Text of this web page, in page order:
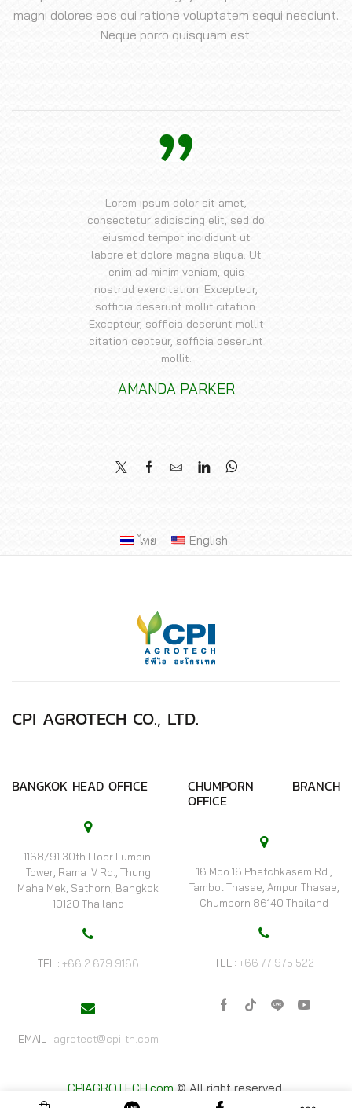
magni dolores eos qui ratione voluptatem sequi nesciunt.
Neque porro quisquam est.
Lorem ipsum dolor sit amet,
consectetur adipiscing elit, sed do
eiusmod tempor incididunt ut
labore et dolore magna aliqua. Ut
enim ad minim veniam, quis
nostrud exercitation. Excepteur,
sofficia deserunt mollit.citation.
Excepteur, sofficia deserunt mollit
citation cepteur, sofficia deserunt
mollit.
AMANDA PARKER
ไทย English
CPI AGROTECH CO., LTD.
BANGKOK HEAD OFFICE
1168/91 30th Floor Lumpini
Tower, Rama IV Rd., Thung
Maha Mek, Sathorn, Bangkok
10120 Thailand
TEL : +66 2 679 9166
EMAIL : agrotect@cpi-th.com
CHUMPORN BRANCH
OFFICE
16 Moo 16 Phetchkasem Rd.,
Tambol Thasae, Ampur Thasae,
Chumporn 86140 Thailand
TEL : +66 77 975 522
Facebook
Tik-
Line Youtube
CPIAGROTECH.com © All right reserved.